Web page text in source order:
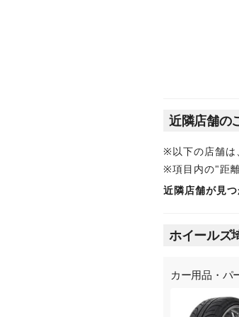
近隣店舗の
※以下の店舗は
※項目内の"距離
近隣店舗が見つ
ホイールズ
カー用品・パ